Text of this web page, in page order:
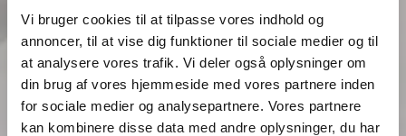
Vi bruger cookies til at tilpasse vores indhold og
annoncer, til at vise dig funktioner til sociale medier og til
at analysere vores trafik. Vi deler også oplysninger om
din brug af vores hjemmeside med vores partnere inden
for sociale medier og analysepartnere. Vores partnere
kan kombinere disse data med andre oplysninger, du har